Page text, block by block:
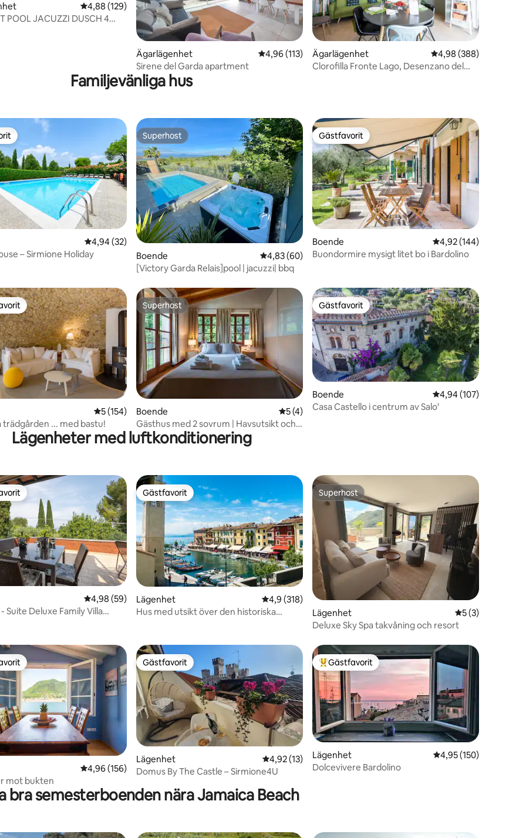
betyg, 173 omdömen
4,88 av 5 i genomsnittligt betyg, 129 omdömen
4,88 (129)
POOL JACUZZI DUSCH 4
Ägarlägenhet 4,96 av 5 i genomsnittligt betyg, 113 omdömen
4,96 (113)
Sirene del Garda apartment
Ägarlägenhet 4,98 av 5 i
4,98 (388)
Clorofilla Fronte Lago, Desenzano del
Familjevänliga hus
betyg, 186 omdömen
4,94 av 5 i genomsnittligt betyg, 32 omdömen
4,94 (32)
– Sirmione Holiday
Superhost
Superhost
Boende 4,83 av 5 i genomsnittligt betyg, 60 omdömen
4,83 (60)
[Victory Garda Relais]pool | jacuzzi| bbq
Gästfavorit
Gästfavorit
Boende 4,92 av 5 i
4,92 (144)
Buondormire mysigt litet bo i Bardolino
betyg, 124 omdömen
5 av 5 i genomsnittligt betyg, 154 omdömen
5 (154)
trädgården ... med bastu!
Superhost
Superhost
Boende 5 av 5 i genomsnittligt betyg, 4 omdömen
5 (4)
Gästhus med 2 sovrum | Havsutsikt och
delad pool
Gästfavorit
Gästfavorit
Boende 4,94 av 5 i
4,94 (107)
Casa Castello i centrum av Salo'
Lägenheter med luftkonditionering
betyg, 124 omdömen
4,98 av 5 i genomsnittligt betyg, 59 omdömen
4,98 (59)
Suite Deluxe Family Villa
Gästfavorit
Gästfavorit
Lägenhet 4,9 av 5 i genomsnittligt betyg, 318 omdömen
4,9 (318)
Hus med utsikt över den historiska
Superhost
Superhost
Lägenhet 5 av 5 i
5 (3)
Deluxe Sky Spa takvåning och resort
betyg, 85 omdömen4,96 av 5 i genomsnittligt betyg, 156 omdömen
4,96 (156)
mot bukten
Gästfavorit
Gästfavorit
Lägenhet 4,92 av 5 i genomsnittligt betyg, 13 omdömen
4,92 (13)
Domus By The Castle – Sirmione4U
Populär gästfavorit
Gästfavorit
Lägenhet 4,95 av 5 i
4,95 (150)
Dolcevivere Bardolino
bra semesterboenden nära Jamaica Beach